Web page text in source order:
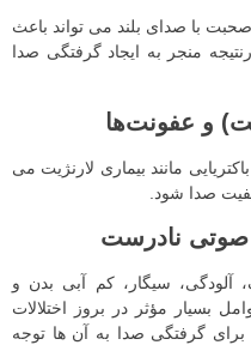
با صدای بلند می تواند باعث
منجر به ایجاد گرفتگی صدا
و عفونت‌ها
مانند بیماری لارنژیت می‌
صدا شود.
نادرست
سیگار، کم‌ آبی بدن و
بسیار مؤثر در بروز اختلالات
برای گرفتگی صدا به آن ها توجه